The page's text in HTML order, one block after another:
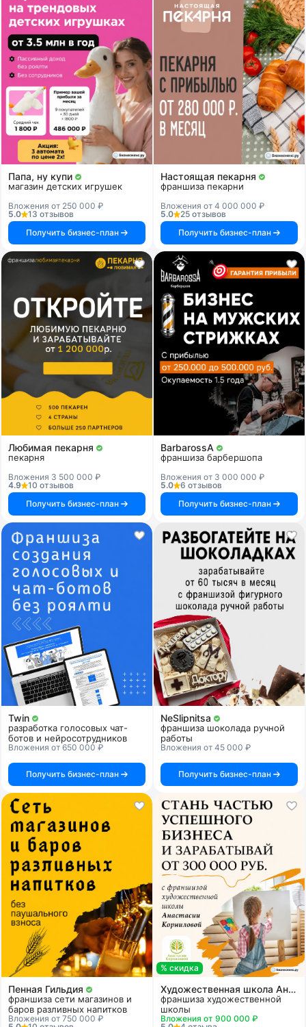
Папа, ну купи
магазин детских игрушек
Вложения от 250 000 ₽
5.0
13 отзывов
Получить бизнес-план
Настоящая пекарня
франшиза пекарни
Вложения от 4 000 000 ₽
5.0
25 отзывов
Получить бизнес-план
Любимая пекарня
пекарня
Вложения 3 500 000 ₽
4.9
10 отзывов
Получить бизнес-план
BarbarossA
франшиза барбершопа
Вложения от 3 000 000 ₽
5.0
6 отзывов
Получить бизнес-план
Twin
разработка голосовых чат-
ботов и нейросотрудников
Вложения от 650 000 ₽
Получить бизнес-план
NeSlipnitsa
франшиза шоколада ручной
работы
Вложения от 45 000 ₽
Получить бизнес-план
Пенная Гильдия
франшиза сети магазинов и
баров разливных напитков
Вложения от 750 000 ₽
% скидка
Художественная школа Анастасии Корниловой
франшиза художественной
школы
Вложения от 900 000 ₽